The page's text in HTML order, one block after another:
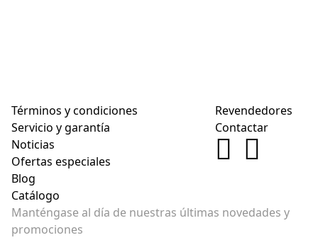
Términos y condiciones
Servicio y garantía
Noticias
Ofertas especiales
Blog
Catálogo
Revendedores
Contactar
Manténgase al día de nuestras últimas novedades y
promociones